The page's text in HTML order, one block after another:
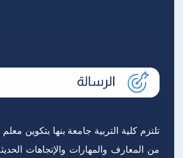
تلتزم كلية التربية جامعة بنها بتكوين
من المعارف والمهارات والإتجاهات